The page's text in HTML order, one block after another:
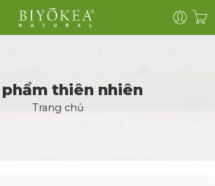
phẩm thiên nhiên
Trang chủ